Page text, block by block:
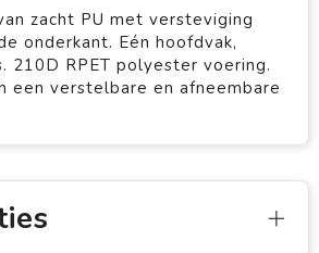
zacht PU met versteviging
onderkant. Eén hoofdvak,
210D RPET polyester voering.
een verstelbare en afneembare